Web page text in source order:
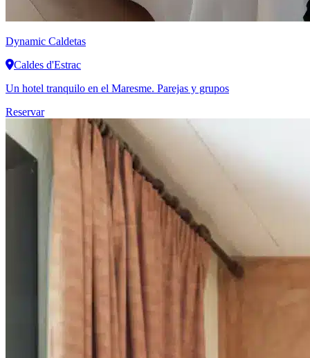
Dynamic Caldetas
Caldes d'Estrac
Un hotel tranquilo en el Maresme. Parejas y grupos
Reservar